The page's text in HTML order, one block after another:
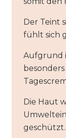
Der Teint
fühlt sich
Aufgrund
Die Haut
geschützt.